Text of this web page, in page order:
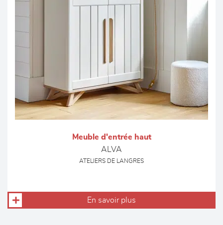
Meuble d'entrée haut
ALVA
ATELIERS DE LANGRES
En savoir plus